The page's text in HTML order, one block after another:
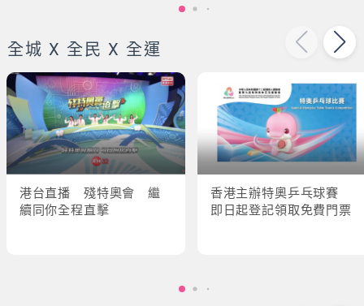
全城 X 全民 X 全運
港台直播 殘特奧會 繼
續同你全程直擊
香港主辦特奧乒乓球賽
即日起登記領取免費門票